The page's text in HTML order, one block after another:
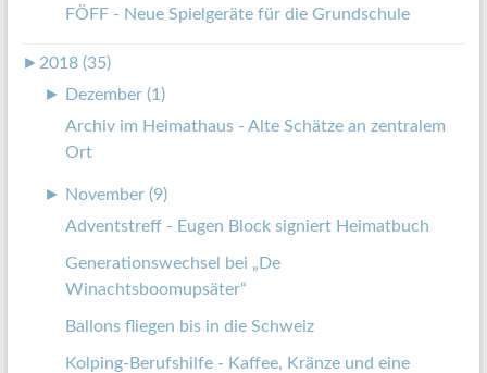
FÖFF - Neue Spielgeräte für die Grundschule
► 2018 (35)
►
Dezember (1)
Archiv im Heimathaus - Alte Schätze an zentralem
Ort
►
November (9)
Adventstreff - Eugen Block signiert Heimatbuch
Generationswechsel bei „De
Winachtsboomupsäter“
Ballons fliegen bis in die Schweiz
Kolping-Berufshilfe - Kaffee, Kränze und eine